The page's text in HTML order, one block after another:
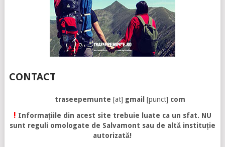
CONTACT
traseepemunte [at] gmail [punct] com
! Informațiile din acest site trebuie luate ca un sfat. NU
sunt reguli omologate de Salvamont sau de altă instituție
autorizată!